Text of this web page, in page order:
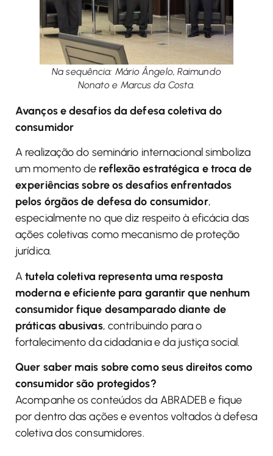
Na sequência: Mário Ângelo, Raimundo
Nonato e Marcus da Costa.
Avanços e desafios da defesa coletiva do
consumidor
A realização do seminário internacional simboliza
um momento de reflexão estratégica e troca de
experiências sobre os desafios enfrentados
pelos órgãos de defesa do consumidor,
especialmente no que diz respeito à eficácia das
ações coletivas como mecanismo de proteção
jurídica.
Atutela coletiva representa uma resposta
moderna e eficiente para garantir que nenhum
consumidor fique desamparado diante de
práticas abusivas, contribuindo para o
fortalecimento da cidadania e da justiça social.
Quer saber mais sobre como seus direitos como
consumidor são protegidos?
Acompanhe os conteúdos da ABRADEB e fique
por dentro das ações e eventos voltados à defesa
coletiva dos consumidores.